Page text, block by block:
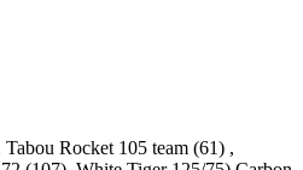
Rocket 105 team (61) ,